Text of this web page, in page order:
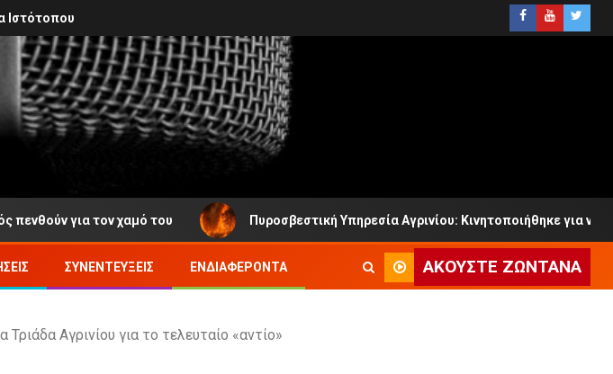
Ιστότοπου
τον χαμό του Πυροσβεστική Υπηρεσία Αγρινίου: Κινητοποιήθηκε για νέες Πυρκαγιές
ΣΥΝΕΝΤΕΎΞΕΙΣ ΕΝΔΙΑΦΈΡΟΝΤΑ ΑΚΟΎΣΤΕ ΖΩΝΤΑΝΆ
Αγρινίου για το τελευταίο «αντίο»